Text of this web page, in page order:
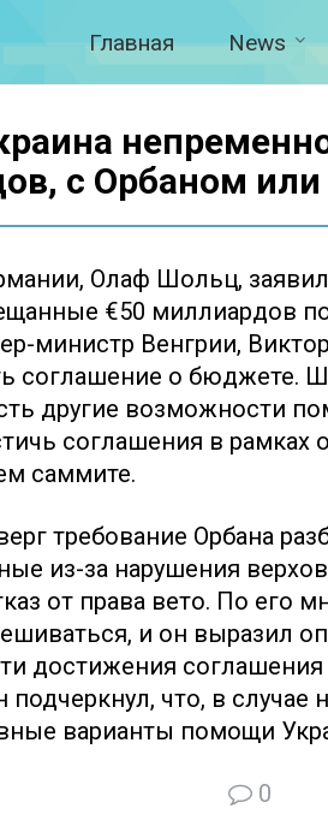
Главная News
с Орбаном или
Олаф Шольц,
€50 миллиардов
министр Венгрии,
соглашение о бюджете.
другие возможности
соглашения в
саммите.
требование Орбана
из-за нарушения
от права вето. По его
и он выразил
достижения
что, в случае
варианты помощи
0